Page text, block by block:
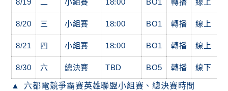
8/19 二 小組賽 18:00 BO1 轉播 線上
8/20 三 小組賽 18:00 BO1 轉播 線上
8/21 四 小組賽 18:00 BO1 轉播 線上
8/30 六 總決賽 TBD BO5 轉播 線下
六都電競爭霸賽英雄聯盟小組賽、總決賽時間